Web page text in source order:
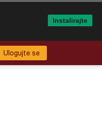
Ulogujte se
Instalirajte